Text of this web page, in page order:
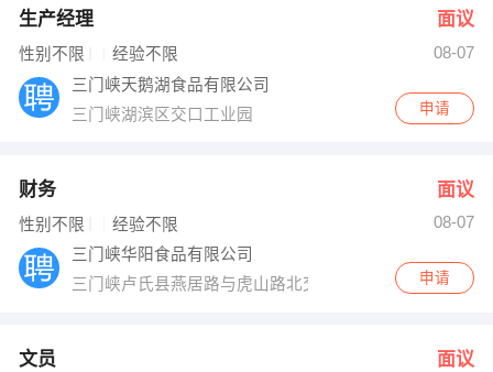
生产经理 面议
性别不限 经验不限
08-07
三门峡天鹅湖食品有限公司
三门峡湖滨区交口工业园
申请
财务 面议
性别不限 经验不限
08-07
三门峡华阳食品有限公司
三门峡卢氏县燕居路与虎山路北交叉口
申请
文员 面议